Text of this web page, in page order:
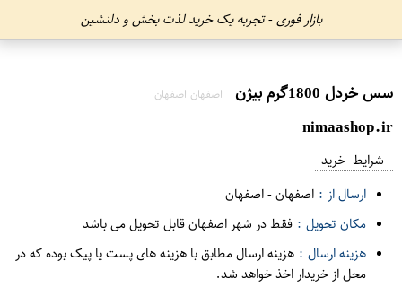
بازار فوری - تجربه یک خرید لذت بخش و دلنشین
سس خردل 1800گرم بیژن اصفهان اصفهان
nimaashop.ir
شرایط خرید
ارسال از : اصفهان-اصفهان
مکان تحویل : فقط در شهر اصفهان قابل تحویل می باشد
هزینه ارسال : هزینه ارسال مطابق با هزینه های پست یا پیک بوده که در
محل از خریدار اخذ خواهد شد.